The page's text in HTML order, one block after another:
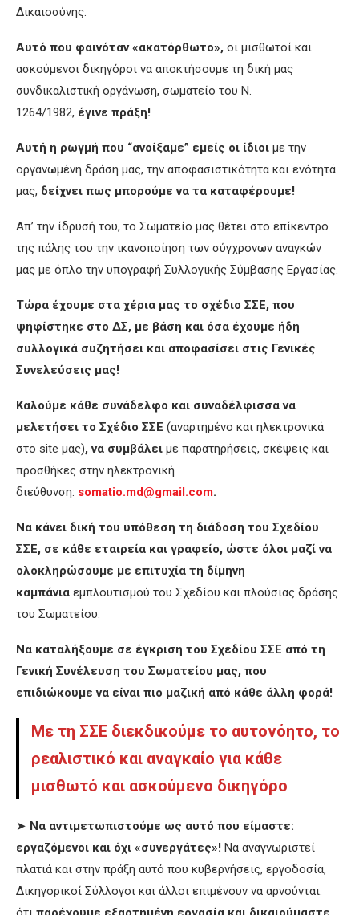
Δικαιοσύνης.
Αυτό που φαινόταν «ακατόρθωτο», οι μισθωτοί και
ασκούμενοι δικηγόροι να αποκτήσουμε τη δική μας
συνδικαλιστική οργάνωση, σωματείο του Ν.
1264/1982, έγινε πράξη!
Αυτή η ρωγμή που “ανοίξαμε” εμείς οι ίδιοι με την
οργανωμένη δράση μας, την αποφασιστικότητα και ενότητά
μας, δείχνει πως μπορούμε να τα καταφέρουμε!
Απ’ την ίδρυσή του, το Σωματείο μας θέτει στο επίκεντρο
της πάλης του την ικανοποίηση των σύγχρονων αναγκών
μας με όπλο την υπογραφή Συλλογικής Σύμβασης Εργασίας.
Τώρα έχουμε στα χέρια μας το σχέδιο ΣΣΕ, που
ψηφίστηκε στο ΔΣ, με βάση και όσα έχουμε ήδη
συλλογικά συζητήσει και αποφασίσει στις Γενικές
Συνελεύσεις μας!
Καλούμε κάθε συνάδελφο και συναδέλφισσα να
μελετήσει το Σχέδιο ΣΣΕ (αναρτημένο και ηλεκτρονικά
στο site μας), να συμβάλει με παρατηρήσεις, σκέψεις και
προσθήκες στην ηλεκτρονική
διεύθυνση: somatio.md@gmail.com.
Να κάνει δική του υπόθεση τη διάδοση του Σχεδίου
ΣΣΕ, σε κάθε εταιρεία και γραφείο, ώστε όλοι μαζί να
ολοκληρώσουμε με επιτυχία τη δίμηνη
καμπάνια εμπλουτισμού του Σχεδίου και πλούσιας δράσης
του Σωματείου.
Να καταλήξουμε σε έγκριση του Σχεδίου ΣΣΕ από τη
Γενική Συνέλευση του Σωματείου μας, που
επιδιώκουμε να είναι πιο μαζική από κάθε άλλη φορά!
Με τη ΣΣΕ διεκδικούμε το αυτονόητο, το
ρεαλιστικό και αναγκαίο για κάθε
μισθωτό και ασκούμενο δικηγόρο
➤ Να αντιμετωπιστούμε ως αυτό που είμαστε:
εργαζόμενοι και όχι «συνεργάτες»! Να αναγνωριστεί
πλατιά και στην πράξη αυτό που κυβερνήσεις, εργοδοσία,
Δικηγορικοί Σύλλογοι και άλλοι επιμένουν να αρνούνται: